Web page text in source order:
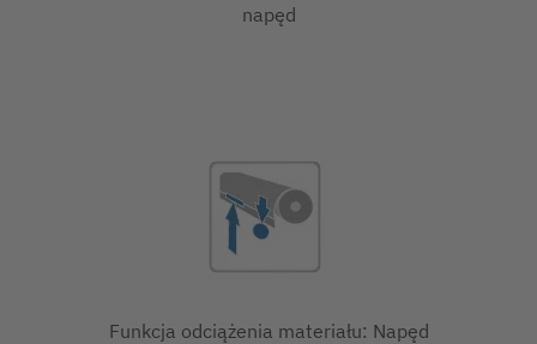
napęd
Funkcja odciążenia materiału: Napęd